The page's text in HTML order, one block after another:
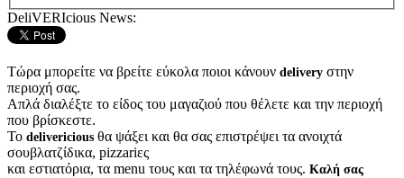
DeliVERIcious News:
Τώρα μπορείτε να βρείτε εύκολα ποιοι κάνουν delivery στην
περιοχή σας.
Απλά διαλέξτε το είδος του μαγαζιού που θέλετε και την περιοχή
που βρίσκεστε.
Το delivericious θα ψάξει και θα σας επιστρέψει τα ανοιχτά
σουβλατζίδικα, pizzariες
και εστιατόρια, τα menu τους και τα τηλέφωνά τους. Καλή σας